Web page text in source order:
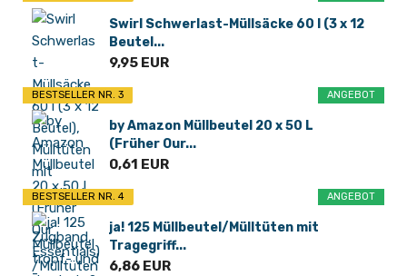
Swirl Schwerlast-Müllsäcke 60 l (3 x 12
Beutel...
9,95 EUR
ANGEBOT
BESTSELLER NR. 3
by Amazon Müllbeutel 20 x 50 L
(Früher Our...
0,61 EUR
ANGEBOT
BESTSELLER NR. 4
ja! 125 Müllbeutel/Mülltüten mit
Tragegriff...
6,86 EUR